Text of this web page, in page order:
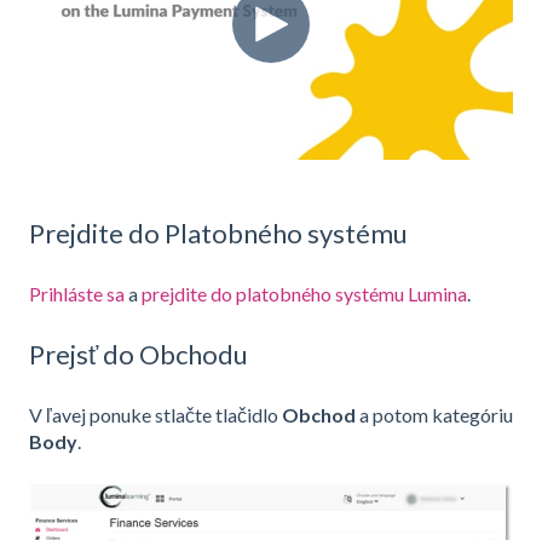
Prejdite do Platobného systému
Prihláste saaprejdite do platobného systému Lumina.
Prejsť do Obchodu
V ľavej ponuke stlačte tlačidlo Obchod a potom kategóriu
Body